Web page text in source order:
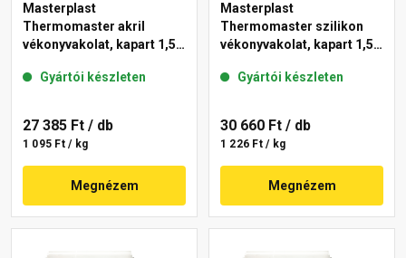
Masterplast
Thermomaster akril
vékonyvakolat, kapart 1,5
Gyártói készleten
27 385 Ft / db
1 095 Ft / kg
Megnézem
Masterplast
Thermomaster szilikon
vékonyvakolat, kapart 1,5
Gyártói készleten
30 660 Ft / db
1 226 Ft / kg
Megnézem